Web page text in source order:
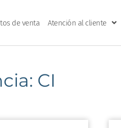
de venta Atención al cliente
CI